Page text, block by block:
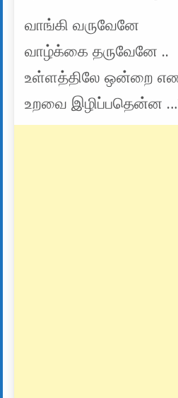
வாங்கி வருவேனே
வாழ்க்கை தருவேனே ..
உள்ளத்திலே ஒன்றை
உறவை இழிப்பதென்ன